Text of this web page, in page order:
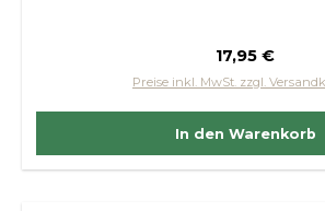
Regulärer
17,95 €
Preise inkl. MwSt. zzgl.
In den Warenkorb